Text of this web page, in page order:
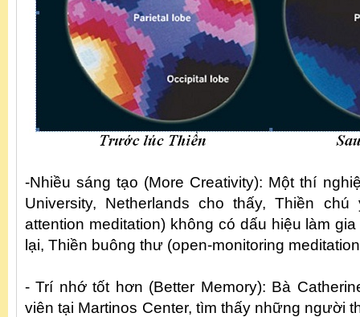
-Nhiều sáng tạo (More Creativity): Một thí
University, Netherlands cho thấy, Thiền
attention meditation) không có dấu hiệu làm
lại, Thiền buông thư (open-monitoring
- Trí nhớ tốt hơn (Better Memory): Bà
viên tại Martinos Center, tìm thấy những người